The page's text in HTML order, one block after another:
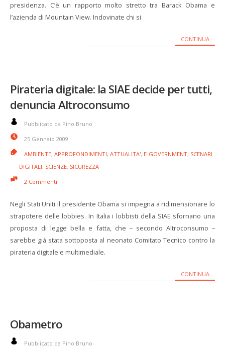
presidenza. C’è un rapporto molto stretto tra Barack Obama e
l’azienda di Mountain View. Indovinate chi si
CONTINUA
Pirateria digitale: la SIAE decide per tutti,
denuncia Altroconsumo
Pubblicato da Pino Bruno
25 Gennaio 2009
AMBIENTE, APPROFONDIMENTI, ATTUALITA', E-GOVERNMENT, SCENARI
DIGITALI, SCIENZE, SICUREZZA
2 Commenti
Negli Stati Uniti il presidente Obama si impegna a ridimensionare lo
strapotere delle lobbies. In Italia i lobbisti della SIAE sfornano una
proposta di legge bella e fatta, che – secondo Altroconsumo –
sarebbe già stata sottoposta al neonato Comitato Tecnico contro la
pirateria digitale e multimediale.
CONTINUA
Obametro
Pubblicato da Pino Bruno